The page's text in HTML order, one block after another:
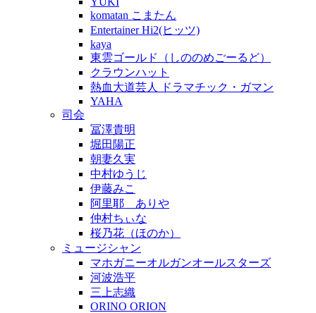
komatan こまたん
Entertainer Hi2(ヒッツ)
kaya
東雲ゴールド（しののめごーるど）
クラウンハット
熱血大道芸人 ドラマチック・ガマン
YAHA
司会
冨澤貴明
堀田陽正
朝妻久実
中村ゆうじ
伊藤みこ
阿里耶 ありや
仲村ちぃな
桜乃花（ほのか）
ミュージシャン
マホガニーオルガンオールスターズ
河波浩平
三上志織
ORINO ORION